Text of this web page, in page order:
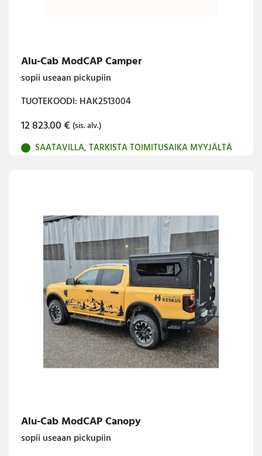
Alu-Cab ModCAP Camper
sopii useaan pickupiin
TUOTEKOODI: HAK2513004
12 823.00€ (sis. alv.)
SAATAVILLA, TARKISTA TOIMITUSAIKA MYYJÄLTÄ
Alu-Cab ModCAP Canopy
sopii useaan pickupiin